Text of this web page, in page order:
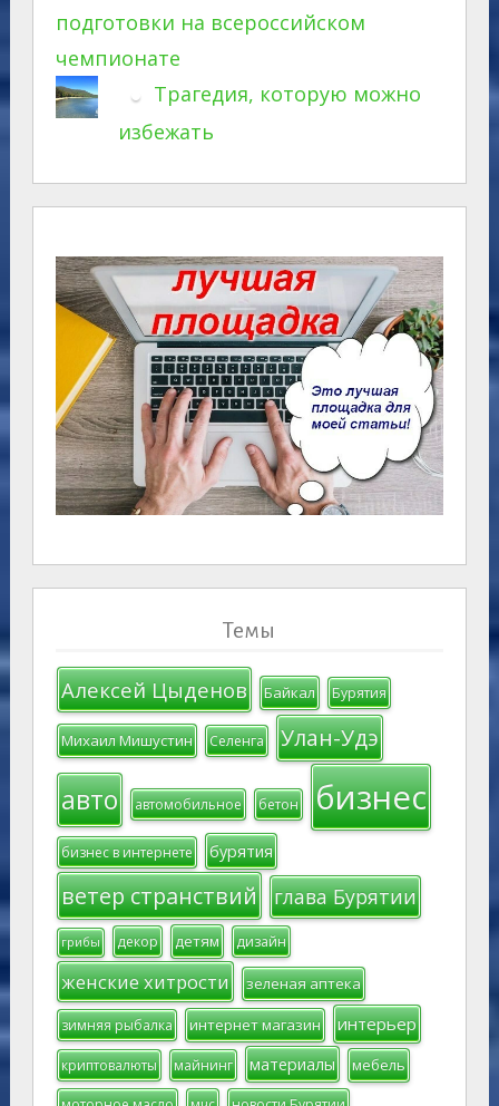
подготовки на всероссийском
чемпионате
Трагедия, которую можно
избежать
Темы
Алексей Цыденов Байкал Бурятия
Михаил Мишустин Селенга Улан-Удэ
авто автомобильное бетон бизнес
бизнес в интернете бурятия
ветер странствий глава Бурятии
грибы декор детям дизайн
женские хитрости зеленая аптека
зимняя рыбалка интернет магазин интерьер
криптовалюты майнинг материалы мебель